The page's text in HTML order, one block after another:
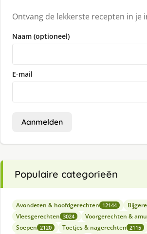
Ontvang de lekkerste recepten in je
Naam (optioneel)
E-mail
Aanmelden
Populaire categorieën
Avondeten & hoofdgerechten 12144
Vleesgerechten 3024 Voorgerechten &
Soepen 2120 Toetjes & nagerechten 2115